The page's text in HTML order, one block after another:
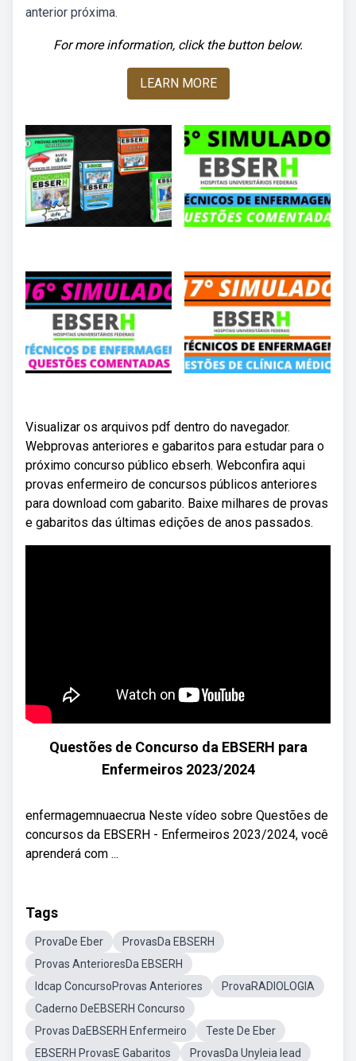
anterior próxima.
For more information, click the button below.
LEARN MORE
Visualizar os arquivos pdf dentro do navegador.
Webprovas anteriores e gabaritos para estudar para o
próximo concurso público ebserh. Webconfira aqui
provas enfermeiro de concursos públicos anteriores
para download com gabarito. Baixe milhares de provas
e gabaritos das últimas edições de anos passados.
Questões de Concurso da EBSERH para
Enfermeiros 2023/2024
enfermagemnuaecrua Neste vídeo sobre Questões de
concursos da EBSERH - Enfermeiros 2023/2024, você
aprenderá com ...
Tags
ProvaDe Eber
ProvasDa EBSERH
Provas AnterioresDa EBSERH
Idcap ConcursoProvas Anteriores
ProvaRADIOLOGIA
Caderno DeEBSERH Concurso
Provas DaEBSERH Enfermeiro
Teste De Eber
EBSERH ProvasE Gabaritos
ProvasDa Unyleia Iead